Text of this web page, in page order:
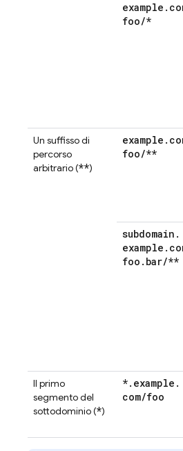
example .
foo/*
Un suffisso di
percorso
arbitrario (**)
example .
foo/**
subdomain .
example .
foo . bar/**
Il primo
segmento del
sottodominio (*)
*. example .
com/foo